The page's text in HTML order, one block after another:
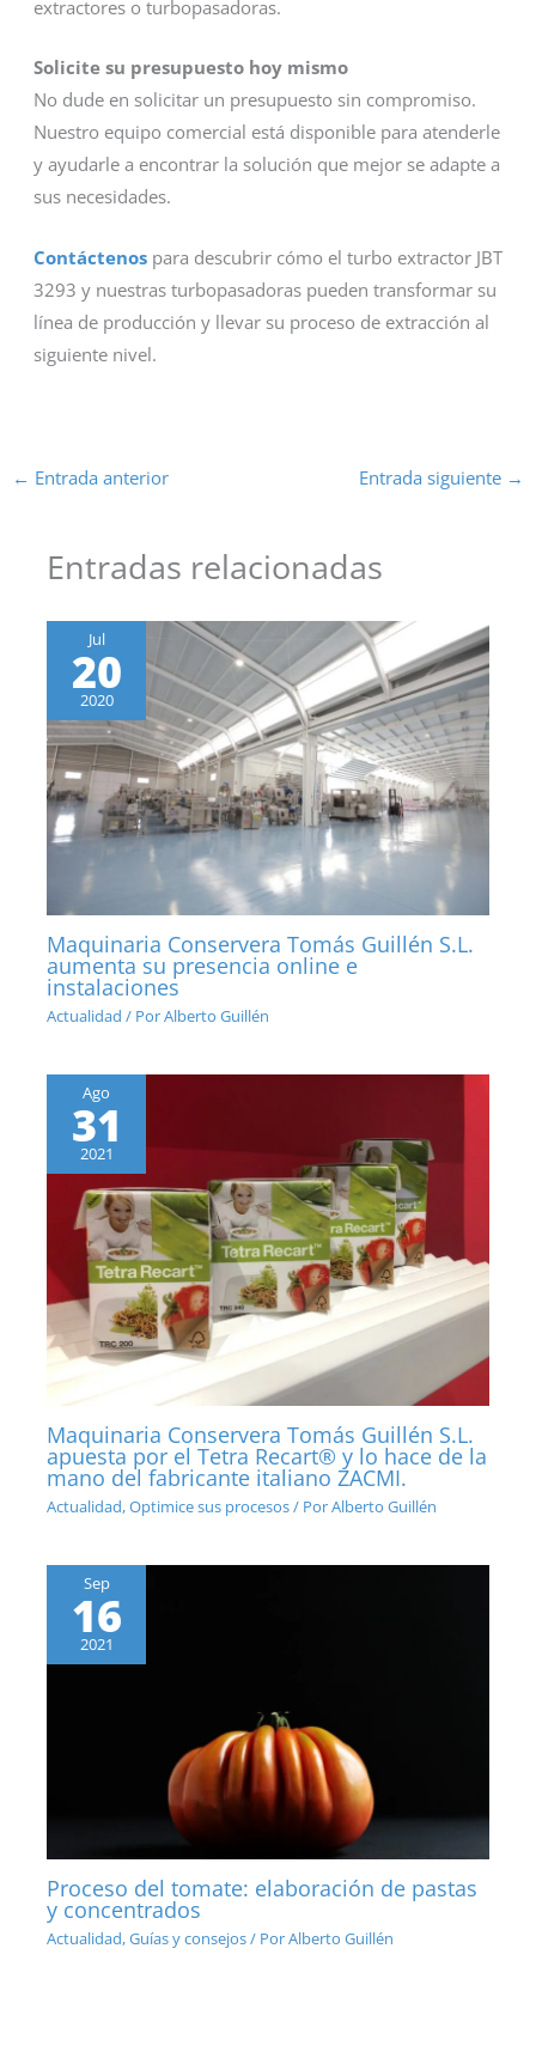
extractores o turbopasadoras.
Solicite su presupuesto hoy mismo
No dude en solicitar un presupuesto sin compromiso.
Nuestro equipo comercial está disponible para atenderle
y ayudarle a encontrar la solución que mejor se adapte a
sus necesidades.
Contáctenos para descubrir cómo el turbo extractor JBT
3293 y nuestras turbopasadoras pueden transformar su
línea de producción y llevar su proceso de extracción al
siguiente nivel.
← Entrada anterior Entrada siguiente →
Entradas relacionadas
Jul
20
2020
Maquinaria Conservera Tomás Guillén S.L.
aumenta su presencia online e
instalaciones
Actualidad / PorAlberto Guillén
Ago
31
2021
Maquinaria Conservera Tomás Guillén S.L.
apuesta por el Tetra Recart® y lo hace de la
mano del fabricante italiano ZACMI.
Actualidad,Optimice sus procesos/ PorAlberto Guillén
Sep
16
2021
Proceso del tomate: elaboración de pastas
y concentrados
Actualidad,Guías y consejos/ PorAlberto Guillén